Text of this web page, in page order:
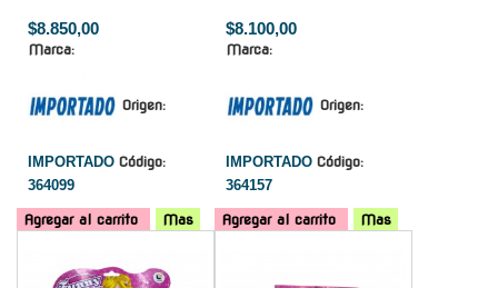
$8.850,00
Marca:
Origen:
IMPORTADO Código:
364099
Agregar al carrito Mas
$8.100,00
Marca:
Origen:
IMPORTADO Código:
364157
Agregar al carrito
Mas